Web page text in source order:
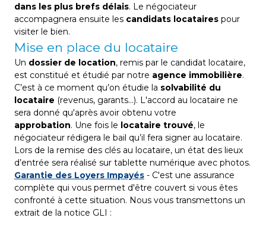
dans les plus brefs délais. Le négociateur
accompagnera ensuite les candidats locataires pour
visiter le bien.
Mise en place du locataire
Un dossier de location, remis par le candidat locataire,
est constitué et étudié par notre agence immobilière.
C’est à ce moment qu’on étudie la solvabilité du
locataire (revenus, garants…). L'accord au locataire ne
sera donné qu'après avoir obtenu votre
approbation. Une fois le locataire trouvé, le
négociateur rédigera le bail qu’il fera signer au locataire.
Lors de la remise des clés au locataire, un état des lieux
d’entrée sera réalisé sur tablette numérique avec photos.
Garantie des Loyers Impayés - C'est une assurance
complète qui vous permet d'être couvert si vous êtes
confronté à cette situation. Nous vous transmettons un
extrait de la notice GLI :